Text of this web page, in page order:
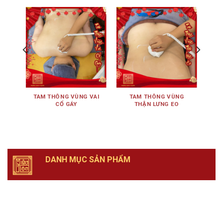
TAM THÔNG VÙNG VAI
CỔ GÁY
TAM THÔNG VÙNG
THẬN LƯNG EO
DANH MỤC SẢN PHẨM